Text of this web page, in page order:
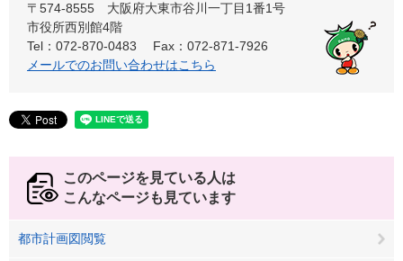
〒574-8555 大阪府大東市谷川一丁目1番1号
市役所西別館4階
Tel：072-870-0483
Fax：072-871-7926
メールでのお問い合わせはこちら
このページを見ている人は
こんなページも見ています
都市計画図閲覧